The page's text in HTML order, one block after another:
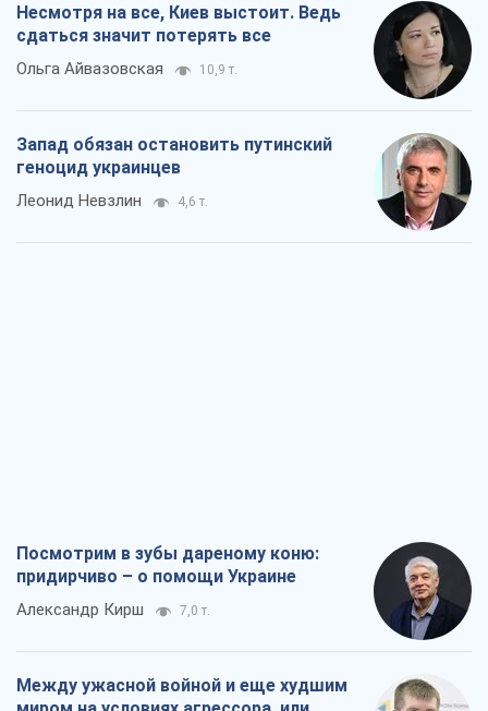
Несмотря на все, Киев выстоит. Ведь
сдаться значит потерять все
Ольга Айвазовская 10,9 т.
Запад обязан остановить путинский
геноцид украинцев
Леонид Невзлин 4,6 т.
Посмотрим в зубы дареному коню:
придирчиво – о помощи Украине
Александр Кирш 7,0 т.
Между ужасной войной и еще худшим